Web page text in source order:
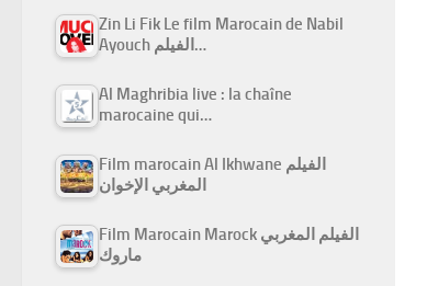
Zin Li Fik Le film Marocain de Nabil
Ayouch الفيلم…
Al Maghribia live : la chaîne
marocaine qui…
Film marocain Al Ikhwane الفيلم
المغربي الإخوان
Film Marocain Marock الفيلم المغربي
ماروك